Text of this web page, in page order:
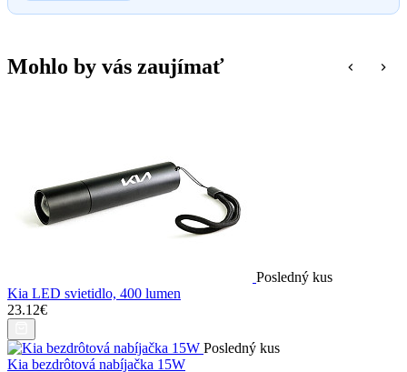
Mohlo by vás zaujímať
Posledný kus
Kia LED svietidlo, 400 lumen
23.12€
Posledný kus
Kia bezdrôtová nabíjačka 15W